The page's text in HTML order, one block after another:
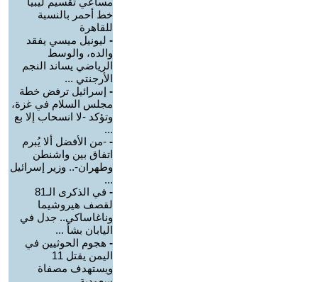
خط أحمر بالنسبة
للقاهرة
- ليونيل ميسي يفقد
والده، والوسط
الرياضي يساند النجم
الأرجنتي ...
- إسرائيل ترفض خطة
مجلس السلام في غزة،
وتؤكد -لا انسحاب إلا بع
...
- -من الأفضل ألا يُبرم
اتفاق بين واشنطن
وطهران-.. وزير إسرائيل
...
-
في الذكرى الـ81
لقصف هيروشيما
وناغاساكي.. جدل في
اليابان بشأ ...
- هجوم الحوثيين في
اليمن يقتل 11
ويستهدف مصفاة